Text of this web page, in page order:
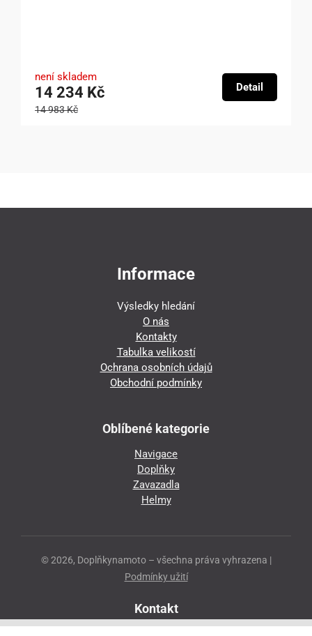
není skladem
14 234 Kč
14 983 Kč
Detail
Informace
Výsledky hledání
O nás
Kontakty
Tabulka velikostí
Ochrana osobních údajů
Obchodní podmínky
Oblíbené kategorie
Navigace
Doplňky
Zavazadla
Helmy
© 2026, Doplňkynamoto – všechna práva vyhrazena |
Podmínky užití
Kontakt